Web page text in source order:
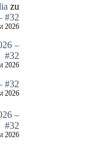
zu
#32
2026
–
#32
2026
#32
2026
–
#32
2026